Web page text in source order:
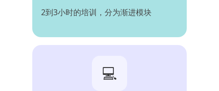
2到3小时的培训，分为渐进模块
💻